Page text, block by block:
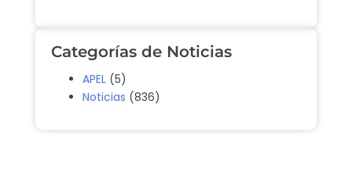
Categorías de Noticias
APEL (5)
Noticias (836)